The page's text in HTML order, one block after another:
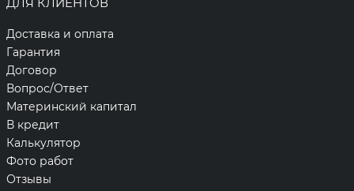
Доставка и оплата
Гарантия
Договор
Вопрос/Ответ
Материнский капитал
В кредит
Калькулятор
Фото работ
Отзывы